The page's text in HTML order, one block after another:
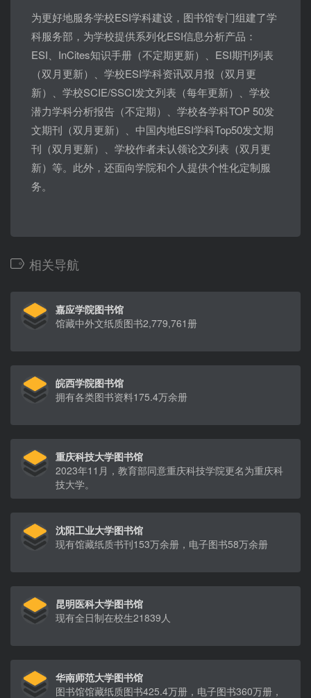
为更好地服务学校ESI学科建设，图书馆专门组建了学
科服务部，为学校提供系列化ESI信息分析产品：
ESI、InCites知识手册（不定期更新）、ESI期刊列表
（双月更新）、学校ESI学科资讯双月报（双月更
新）、学校SCIE/SSCI发文列表（每年更新）、学校
潜力学科分析报告（不定期）、学校各学科TOP 50发
文期刊（双月更新）、中国内地ESI学科Top50发文期
刊（双月更新）、学校作者未认领论文列表（双月更
新）等。此外，还面向学院和个人提供个性化定制服
务。
相关导航
嘉应学院图书馆
馆藏中外文纸质图书2,779,761册
皖西学院图书馆
拥有各类图书资料175.4万余册
重庆科技大学图书馆
2023年11月，教育部同意重庆科技学院更名为重庆科
技大学。
沈阳工业大学图书馆
现有馆藏纸质书刊153万余册，电子图书58万余册
昆明医科大学图书馆
现有全日制在校生21839人
华南师范大学图书馆
图书馆馆藏纸质图书425.4万册，电子图书360万册，